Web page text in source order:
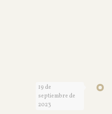
19 de
septiembre de
2023